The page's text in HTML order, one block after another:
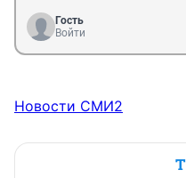
Гость
Войти
Новости СМИ2